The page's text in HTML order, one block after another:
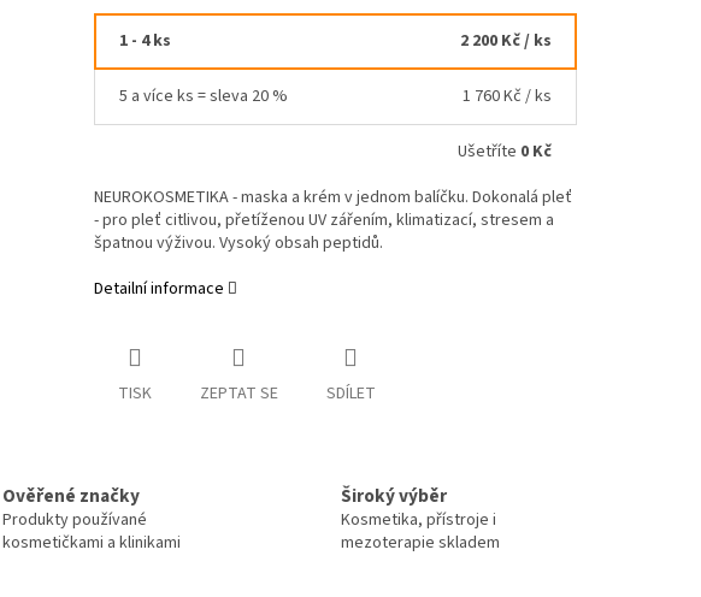
1 - 4 ks 2 200 Kč/ ks
5 a více ks = sleva 20 % 1 760 Kč / ks
Ušetříte 0 Kč
NEUROKOSMETIKA - maska a krém v jednom balíčku. Dokonalá pleť
- pro pleť citlivou, přetíženou UV zářením, klimatizací, stresem a
špatnou výživou. Vysoký obsah peptidů.
Detailní informace
TISK ZEPTAT SE SDÍLET
Ověřené značky
Produkty používané
kosmetičkami a klinikami
Široký výběr
Kosmetika, přístroje i
mezoterapie skladem